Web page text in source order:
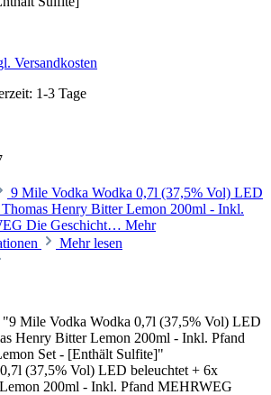
Versandkosten
1-3 Tage
9 Mile Vodka Wodka 0,7l (37,5% Vol) LED
Henry Bitter Lemon 200ml - Inkl.
Die Geschicht… Mehr
Mehr lesen
Mile Vodka Wodka 0,7l (37,5% Vol) LED
Henry Bitter Lemon 200ml - Inkl. Pfand
Set - [Enthält Sulfite]"
(37,5% Vol) LED beleuchtet + 6x
200ml - Inkl. Pfand MEHRWEG